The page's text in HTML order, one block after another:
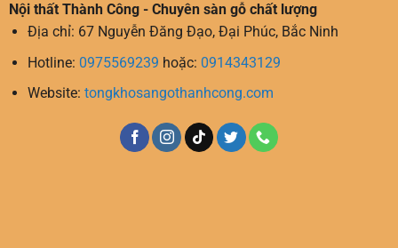
Nội thất Thành Công - Chuyên sàn gỗ chất lượng
Địa chỉ: 67 Nguyễn Đăng Đạo, Đại Phúc, Bắc Ninh
Hotline: 0975569239 hoặc: 0914343129
Website: tongkhosangothanhcong.com